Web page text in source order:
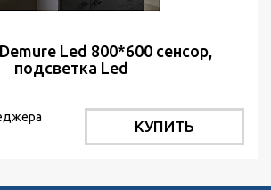
Led 800*600 сенсор,
подсветка Led
КУПИТЬ